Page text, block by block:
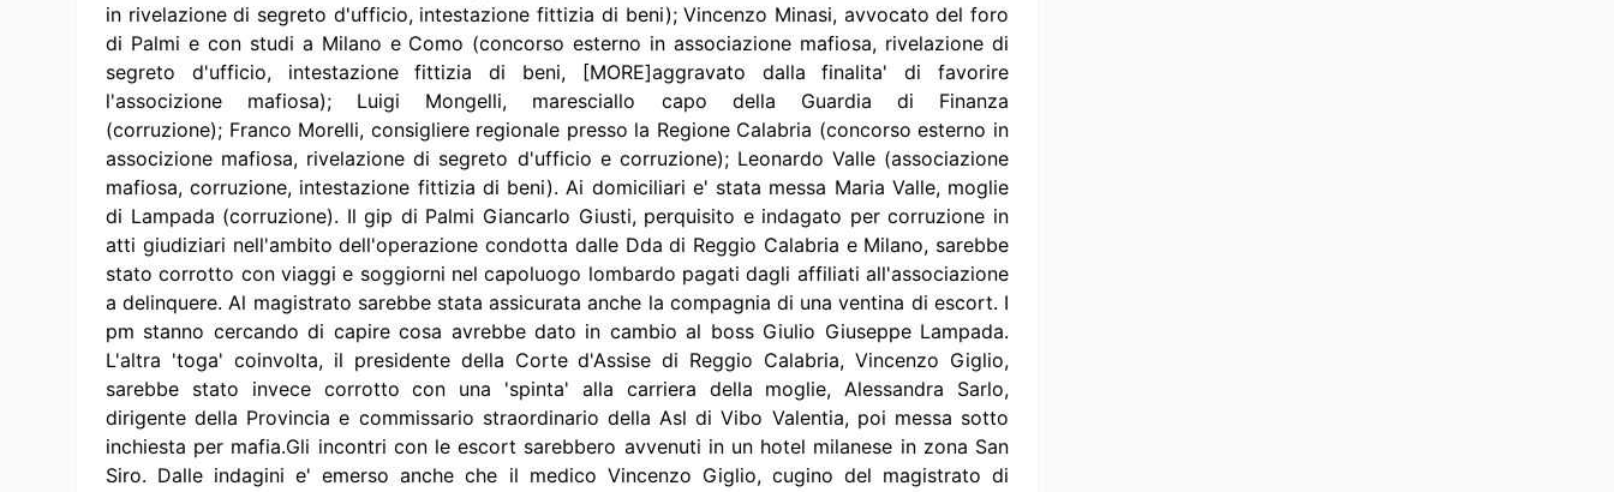
in rivelazione di segreto d'ufficio, intestazione fittizia di beni); Vincenzo Minasi, avvocato del foro
di Palmi e con studi a Milano e Como (concorso esterno in associazione mafiosa, rivelazione di
segreto d'ufficio, intestazione fittizia di beni, [MORE]aggravato dalla finalita' di favorire
l'associzione mafiosa); Luigi Mongelli, maresciallo capo della Guardia di Finanza
(corruzione); Franco Morelli, consigliere regionale presso la Regione Calabria (concorso esterno in
associzione mafiosa, rivelazione di segreto d'ufficio e corruzione); Leonardo Valle (associazione
mafiosa, corruzione, intestazione fittizia di beni). Ai domiciliari e' stata messa Maria Valle, moglie
di Lampada (corruzione). Il gip di Palmi Giancarlo Giusti, perquisito e indagato per corruzione in
atti giudiziari nell'ambito dell'operazione condotta dalle Dda di Reggio Calabria e Milano, sarebbe
stato corrotto con viaggi e soggiorni nel capoluogo lombardo pagati dagli affiliati all'associazione
a delinquere. Al magistrato sarebbe stata assicurata anche la compagnia di una ventina di escort. I
pm stanno cercando di capire cosa avrebbe dato in cambio al boss Giulio Giuseppe Lampada.
L'altra 'toga' coinvolta, il presidente della Corte d'Assise di Reggio Calabria, Vincenzo Giglio,
sarebbe stato invece corrotto con una 'spinta' alla carriera della moglie, Alessandra Sarlo,
dirigente della Provincia e commissario straordinario della Asl di Vibo Valentia, poi messa sotto
inchiesta per mafia.Gli incontri con le escort sarebbero avvenuti in un hotel milanese in zona San
Siro. Dalle indagini e' emerso anche che il medico Vincenzo Giglio, cugino del magistrato di